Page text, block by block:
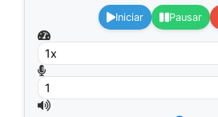
Iniciar Pausar